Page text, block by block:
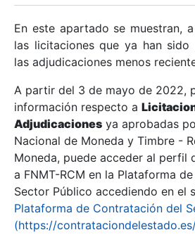
Mostrar/Ocultar
Mostrar/Ocultar
En este apartado se muestran,
las licitaciones que ya han sido
las adjudicaciones menos
A partir del 3 de mayo de 2022,
información respecto a
Adjudicaciones ya aprobadas
Nacional de Moneda y Timbre -
Moneda, puede acceder al perfil
a FNMT-RCM en la Plataforma
Sector Público accediendo en el
Plataforma de Contratación del
(https://